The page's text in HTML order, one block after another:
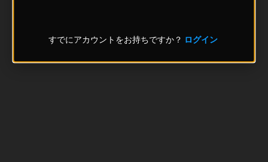
すでにアカウントをお持ちですか？ ログイン